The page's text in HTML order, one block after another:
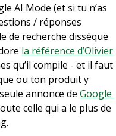
AI Mode (et si tu n’as
/ réponses
de recherche dissèque
la référence d’Olivier
qu’il compile - et il faut
ou ton produit y
annonce de Google
celle qui a le plus de